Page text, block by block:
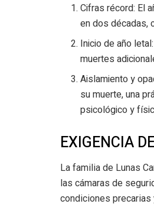
Cifras récord: El
en dos décadas,
Inicio de año
muertes
Aislamiento y
su muerte, una
psicológico y
EXIGENCIA
La familia de Lunas
las cámaras de
condiciones